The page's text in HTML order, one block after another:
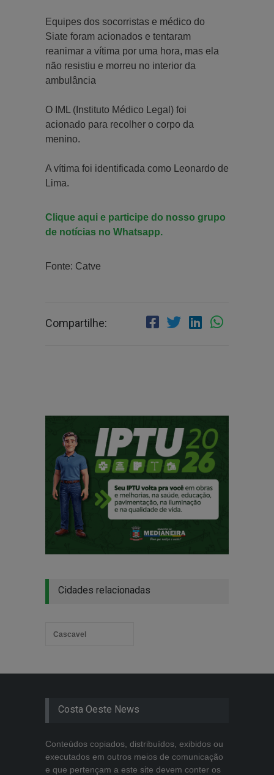
Equipes dos socorristas e médico do
Siate foram acionados e tentaram
reanimar a vítima por uma hora, mas ela
não resistiu e morreu no interior da
ambulância
O IML (Instituto Médico Legal) foi
acionado para recolher o corpo da
menino.
A vítima foi identificada como Leonardo de
Lima.
Clique aqui e participe do nosso grupo
de notícias no Whatsapp.
Fonte: Catve
Compartilhe:
Cidades relacionadas
Cascavel
Costa Oeste News
Conteúdos copiados, distribuídos, exibidos ou
executados em outros meios de comunicação
e que pertençam a este site devem conter os